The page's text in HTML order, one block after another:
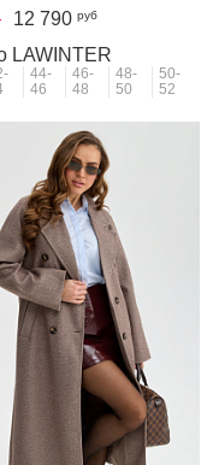
12 790 руб
LAWINTER
44-
46
46-
48
48-
50
50-
52